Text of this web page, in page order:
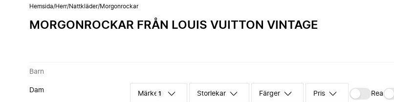
Hemsida/Herr/Nattkläder/Morgonrockar
MORGONROCKAR FRÅN LOUIS VUITTON VINTAGE
Barn
Dam Märke 1 Storlekar Färger Pris Rea